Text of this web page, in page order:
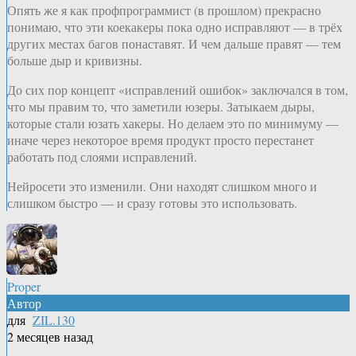
Опять же я как профпрограммист (в прошлом) прекрасно
понимаю, что эти коекакеры пока одно исправляют — в трёх
других местах багов понаставят. И чем дальше правят — тем
больше дыр и кривизны.
До сих пор концепт «исправлений ошибок» заключался в том,
что мы правим то, что заметили юзеры. Затыкаем дыры,
которые стали юзать хакеры. Но делаем это по минимуму —
иначе через некоторое время продукт просто перестанет
работать под слоями исправлений.
Нейросети это изменили. Они находят слишком много и
слишком быстро — и сразу готовы это использовать.
Proper
Автор
для ZIL.130
2 месяцев назад